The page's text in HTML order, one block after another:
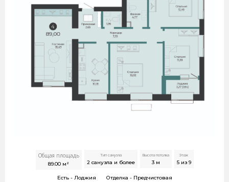
Общая площадь
89.00 м²
Тип санузла
2 санузла и более
Высота потолка
3м
Этаж
5 из 9
Есть - Лоджия Отделка - Предчистовая